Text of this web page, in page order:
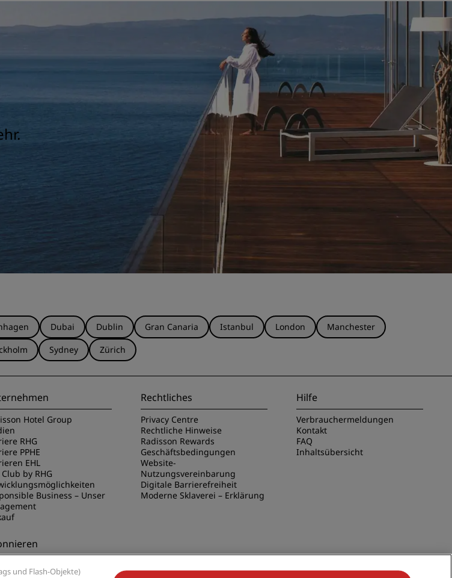
Dubai Dublin Gran Canaria Istanbul London
Manchester
Sydney Zürich
Hotel Group
RHG
PPHE
EHL
by RHG
Business – Unser
Rechtliches
Privacy Centre
Rechtliche Hinweise
Radisson Rewards
Geschäftsbedingungen
Website-
Nutzungsvereinbarung
Digitale Barrierefreiheit
Moderne Sklaverei – Erklärung
Hilfe
Verbrauchermeldungen
Kontakt
FAQ
Inhaltsübersicht
Sie niemals unsere
und Flash-Objekte)